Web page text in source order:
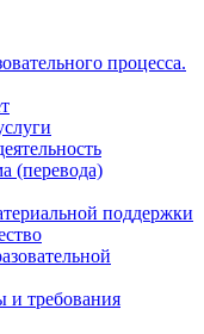
процесса.
(перевода)
поддержки
и требования